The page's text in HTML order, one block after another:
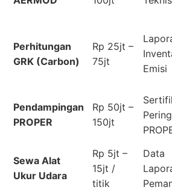
Perhitungan
GRK (Carbon)
Rp 25jt –
75jt
Emisi
Pendampingan
PROPER
Rp 50jt –
150jt
Sewa Alat
Ukur Udara
Rp 5jt –
15jt /
titik
Data